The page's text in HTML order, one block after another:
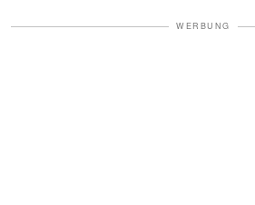
WERBUNG